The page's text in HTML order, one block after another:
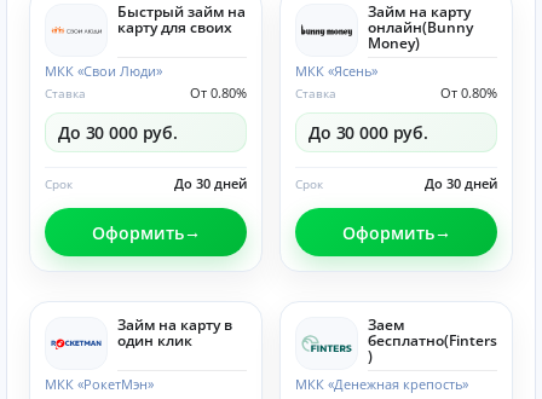
Быстрый займ на
карту для своих
МКК «Свои Люди»
От 0.80%
Ставка
До 30 000 руб.
До 30 дней
Срок
Оформить
Займ на карту
онлайн(Bunny
Money)
МКК «Ясень»
От 0.80%
Ставка
До 30 000 руб.
До 30 дней
Срок
Оформить
Займ на карту в
один клик
МКК «РокетМэн»
Заем
бесплатно(Finters
)
МКК «Денежная крепость»